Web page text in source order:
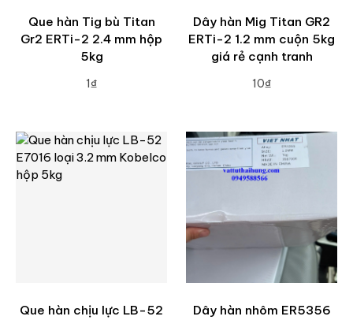
Que hàn Tig bù Titan
Gr2 ERTi-2 2.4 mm hộp
5kg
1₫
Dây hàn Mig Titan GR2
ERTi-2 1.2 mm cuộn 5kg
giá rẻ cạnh tranh
10₫
Que hàn chịu lực LB-52
Dây hàn nhôm ER5356